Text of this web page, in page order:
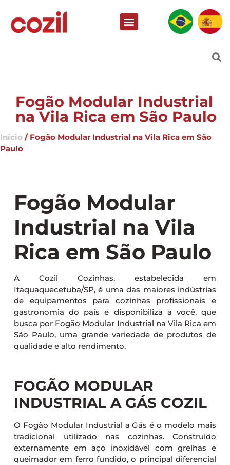
Fogão Modular Industrial
na Vila Rica em São Paulo
Início / Fogão Modular Industrial na Vila Rica em São
Paulo
Fogão Modular
Industrial na Vila
Rica em São Paulo
A Cozil Cozinhas, estabelecida em
Itaquaquecetuba/SP, é uma das maiores indústrias
de equipamentos para cozinhas profissionais e
gastronomia do país e disponibiliza a você, que
busca por Fogão Modular Industrial na Vila Rica em
São Paulo, uma grande variedade de produtos de
qualidade e alto rendimento.
FOGÃO MODULAR
INDUSTRIAL A GÁS COZIL
O Fogão Modular Industrial a Gás é o modelo mais
tradicional utilizado nas cozinhas. Construído
externamente em aço inoxidável com grelhas e
queimador em ferro fundido, o principal diferencial